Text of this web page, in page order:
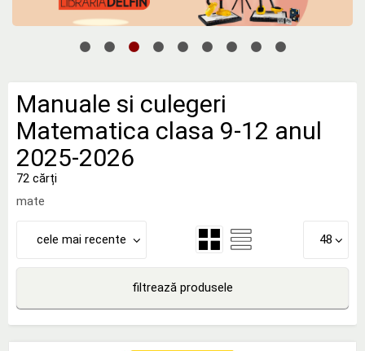
Manuale si culegeri
Matematica clasa 9-12 anul
2025-2026
72 cărți
mate
cele mai recente 48
filtrează produsele